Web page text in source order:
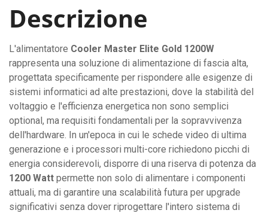
energetica
Gold
e
rimovibili
per
un
montaggio
pulito.
quantità
Descrizione
L'alimentatore Cooler Master Elite Gold 1200W
rappresenta una soluzione di alimentazione di fascia alta,
progettata specificamente per rispondere alle esigenze di
sistemi informatici ad alte prestazioni, dove la stabilità del
voltaggio e l'efficienza energetica non sono semplici
optional, ma requisiti fondamentali per la sopravvivenza
dell'hardware. In un'epoca in cui le schede video di ultima
generazione e i processori multi-core richiedono picchi di
energia considerevoli, disporre di una riserva di potenza da
1200 Watt permette non solo di alimentare i componenti
attuali, ma di garantire una scalabilità futura per upgrade
significativi senza dover riprogettare l'intero sistema di